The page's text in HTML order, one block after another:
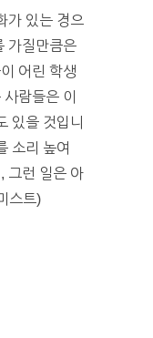
가 있는 경으
가질만큼은
어린 학생
람들은 이
있을 것입니
소리 높여
그런 일은 아
스트)